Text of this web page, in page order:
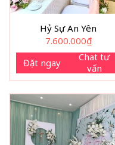
Hỷ Sự An Yên
7.600.000₫
Đặt ngay
Chat tư
vấn